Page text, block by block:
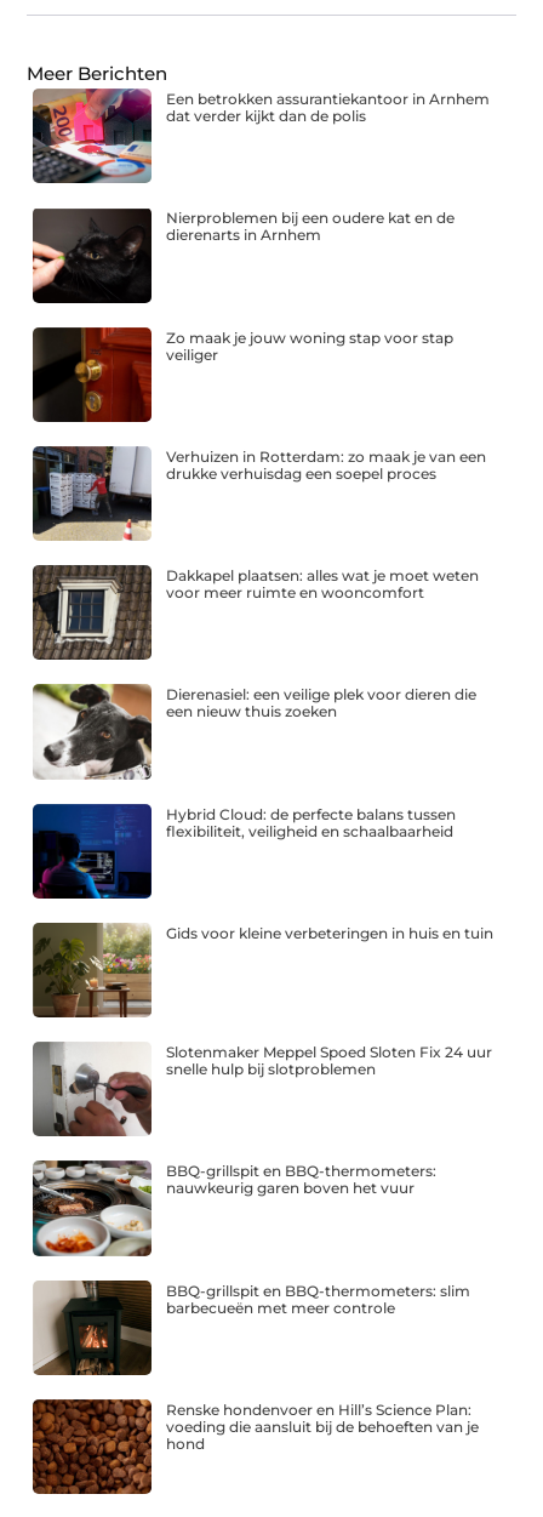
Meer Berichten
Een betrokken assurantiekantoor in Arnhem
dat verder kijkt dan de polis
Nierproblemen bij een oudere kat en de
dierenarts in Arnhem
Zo maak je jouw woning stap voor stap
veiliger
Verhuizen in Rotterdam: zo maak je van een
drukke verhuisdag een soepel proces
Dakkapel plaatsen: alles wat je moet weten
voor meer ruimte en wooncomfort
Dierenasiel: een veilige plek voor dieren die
een nieuw thuis zoeken
Hybrid Cloud: de perfecte balans tussen
flexibiliteit, veiligheid en schaalbaarheid
Gids voor kleine verbeteringen in huis en tuin
Slotenmaker Meppel Spoed Sloten Fix 24 uur
snelle hulp bij slotproblemen
BBQ-grillspit en BBQ-thermometers:
nauwkeurig garen boven het vuur
BBQ-grillspit en BBQ-thermometers: slim
barbecueën met meer controle
Renske hondenvoer en Hill’s Science Plan:
voeding die aansluit bij de behoeften van je
hond